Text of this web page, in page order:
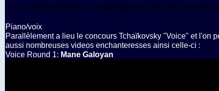
Piano/voix
Parallèlement a lieu le concours Tchaïkovsky "Voice" et l'on
aussi nombreuses videos enchanteresses ainsi celle-ci :
Voice Round 1: Mane Galoyan